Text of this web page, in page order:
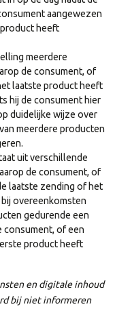
aangewezen
heeft
meerdere
de consument, of
laatste product heeft
hij de consument hier
duidelijke wijze over
meerdere producten
uit verschillende
de consument, of
laatste zending of het
overeenkomsten
gedurende een
consument, of een
product heeft
en digitale inhoud
bij niet informeren